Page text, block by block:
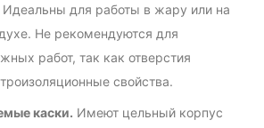
Идеальны для работы в жару или на
Не рекомендуются для
работ, так как отверстия
свойства.
каски. Имеют цельный корпус